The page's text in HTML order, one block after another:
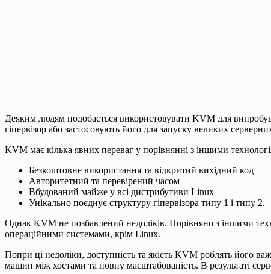
Деяким людям подобається використовувати KVM для
гіпервізор або застосовують його для запуску великих
KVM має кілька явних переваг у порівнянні з іншими
Безкоштовне використання та відкритий вихідний код
Авторитетний та перевірений часом
Вбудований майже у всі дистрибутиви Linux
Унікально поєднує структуру гіпервізора типу 1 і типу 2.
Однак KVM не позбавлений недоліків. Порівняно з іншими
операційними системами, крім Linux.
Попри ці недоліки, доступність та якість KVM роблять його
машин між хостами та повну масштабованість. В результаті